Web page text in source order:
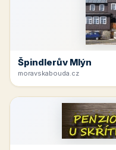
Špindlerův Mlýn
moravskabouda.cz